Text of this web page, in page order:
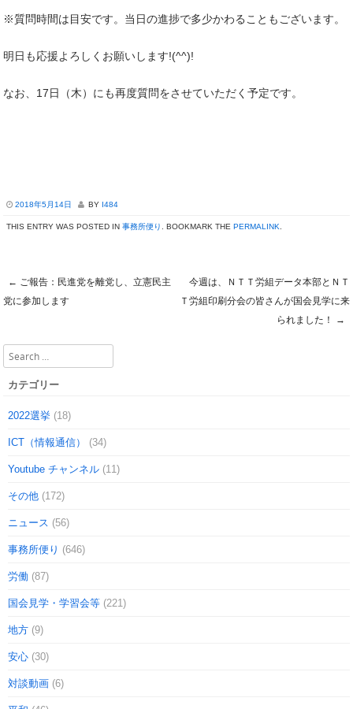
※質問時間は目安です。当日の進捗で多少かわることもございます。
明日も応援よろしくお願いします!(^^)!
なお、17日（木）にも再度質問をさせていただく予定です。
2018年5月14日 BY I484
THIS ENTRY WAS POSTED IN 事務所便り . BOOKMARK THE PERMALINK
Post navigation
← ご報告：民進党を離党し、立憲民主
党に参加します
今週は、ＮＴＴ労組データ本部とＮＴ
Ｔ労組印刷分会の皆さんが国会見学に来
られました！
→
Search
カテゴリー
2022選挙 (18)
ICT（情報通信） (34)
Youtube チャンネル (11)
その他 (172)
ニュース (56)
事務所便り (646)
労働 (87)
国会見学・学習会等 (221)
地方 (9)
安心 (30)
対談動画 (6)